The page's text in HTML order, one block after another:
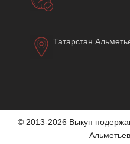
Татарстан
© 2013-2026 Выкуп